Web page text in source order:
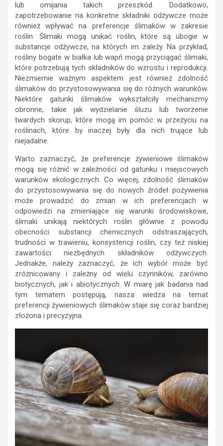
lub omijania takich przeszkód. Dodatkowo,
zapotrzebowanie na konkretne składniki odżywcze może
również wpływać na preferencje ślimaków w zakresie
roślin. Ślimaki mogą unikać roślin, które są ubogie w
substancje odżywcze, na których im zależy. Na przykład,
rośliny bogate w białka lub wapń mogą przyciągać ślimaki,
które potrzebują tych składników do wzrostu i reprodukcji.
Niezmiernie ważnym aspektem jest również zdolność
ślimaków do przystosowywania się do różnych warunków.
Niektóre gatunki ślimaków wykształciły mechanizmy
obronne, takie jak wydzielanie śluzu lub tworzenie
twardych skorup, które mogą im pomóc w przeżyciu na
roślinach, które by inaczej były dla nich trujące lub
niejadalne.
Warto zaznaczyć, że preferencje żywieniowe ślimaków
mogą się różnić w zależności od gatunku i miejscowych
warunków ekologicznych. Co więcej, zdolność ślimaków
do przystosowywania się do nowych źródeł pożywienia
może prowadzić do zmian w ich preferencjach w
odpowiedzi na zmieniające się warunki środowiskowe,
ślimaki unikają niektórych roślin głównie z powodu
obecności substancji chemicznych odstraszających,
trudności w trawieniu, konsystencji roślin, czy też niskiej
zawartości niezbędnych składników odżywczych.
Jednakże, należy zaznaczyć, że ich wybór może być
zróżnicowany i zależny od wielu czynników, zarówno
biotycznych, jak i abiotycznych. W miarę jak badania nad
tym tematem postępują, nasza wiedza na temat
preferencji żywieniowych ślimaków staje się coraz bardziej
złożona i precyzyjna.